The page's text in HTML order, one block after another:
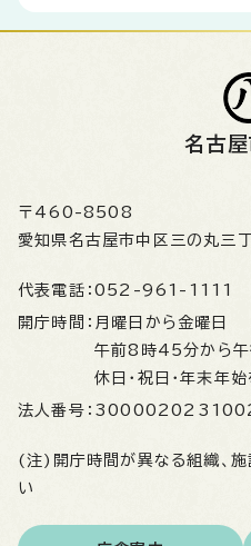
名古
〒460-8508
愛知県名古屋市中区三の丸三
代表電話： 052-961-1111
開庁時間： 月曜日から金曜日
午前8時45分から
休日・祝日・年末年始
法人番号：
(注)開庁時間が異なる組織、
い